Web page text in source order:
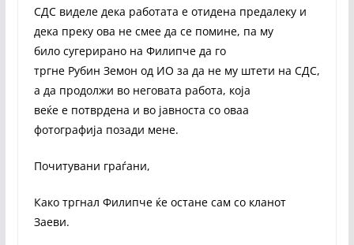
СДС виделе дека работата е отидена предалеку и
дека преку ова не смее да се помине, па му
било сугерирано на Филипче да го
тргне Рубин Земон од ИО за да не му штети на СДС,
а да продолжи во неговата работа, која
веќе е потврдена и во јавноста со оваа
фотографија позади мене.
Почитувани граѓани,
Како тргнал Филипче ќе остане сам со кланот
Заеви.